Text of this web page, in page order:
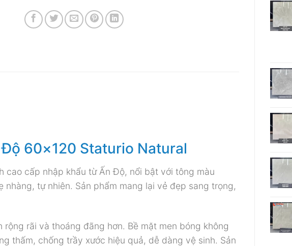
60×120 Staturio Natural
cao cấp nhập khẩu từ Ấn Độ, nổi bật với tông màu
tự nhiên. Sản phẩm mang lại vẻ đẹp sang trọng,
rãi và thoáng đãng hơn. Bề mặt men bóng không
thấm, chống trầy xước hiệu quả, dễ dàng vệ sinh. Sản